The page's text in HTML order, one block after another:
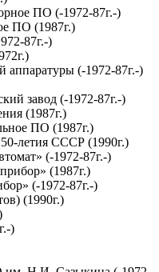
ПО (-1972-87г.-)
ПО (1987г.)
87г.-)
аппаратуры (-1972-87г.-)
завод (-1972-87г.-)
(1987г.)
ПО (1987г.)
летия СССР (1990г.)
(-1972-87г.-)
(1987г.)
(-1972-87г.-)
(1990г.)
)